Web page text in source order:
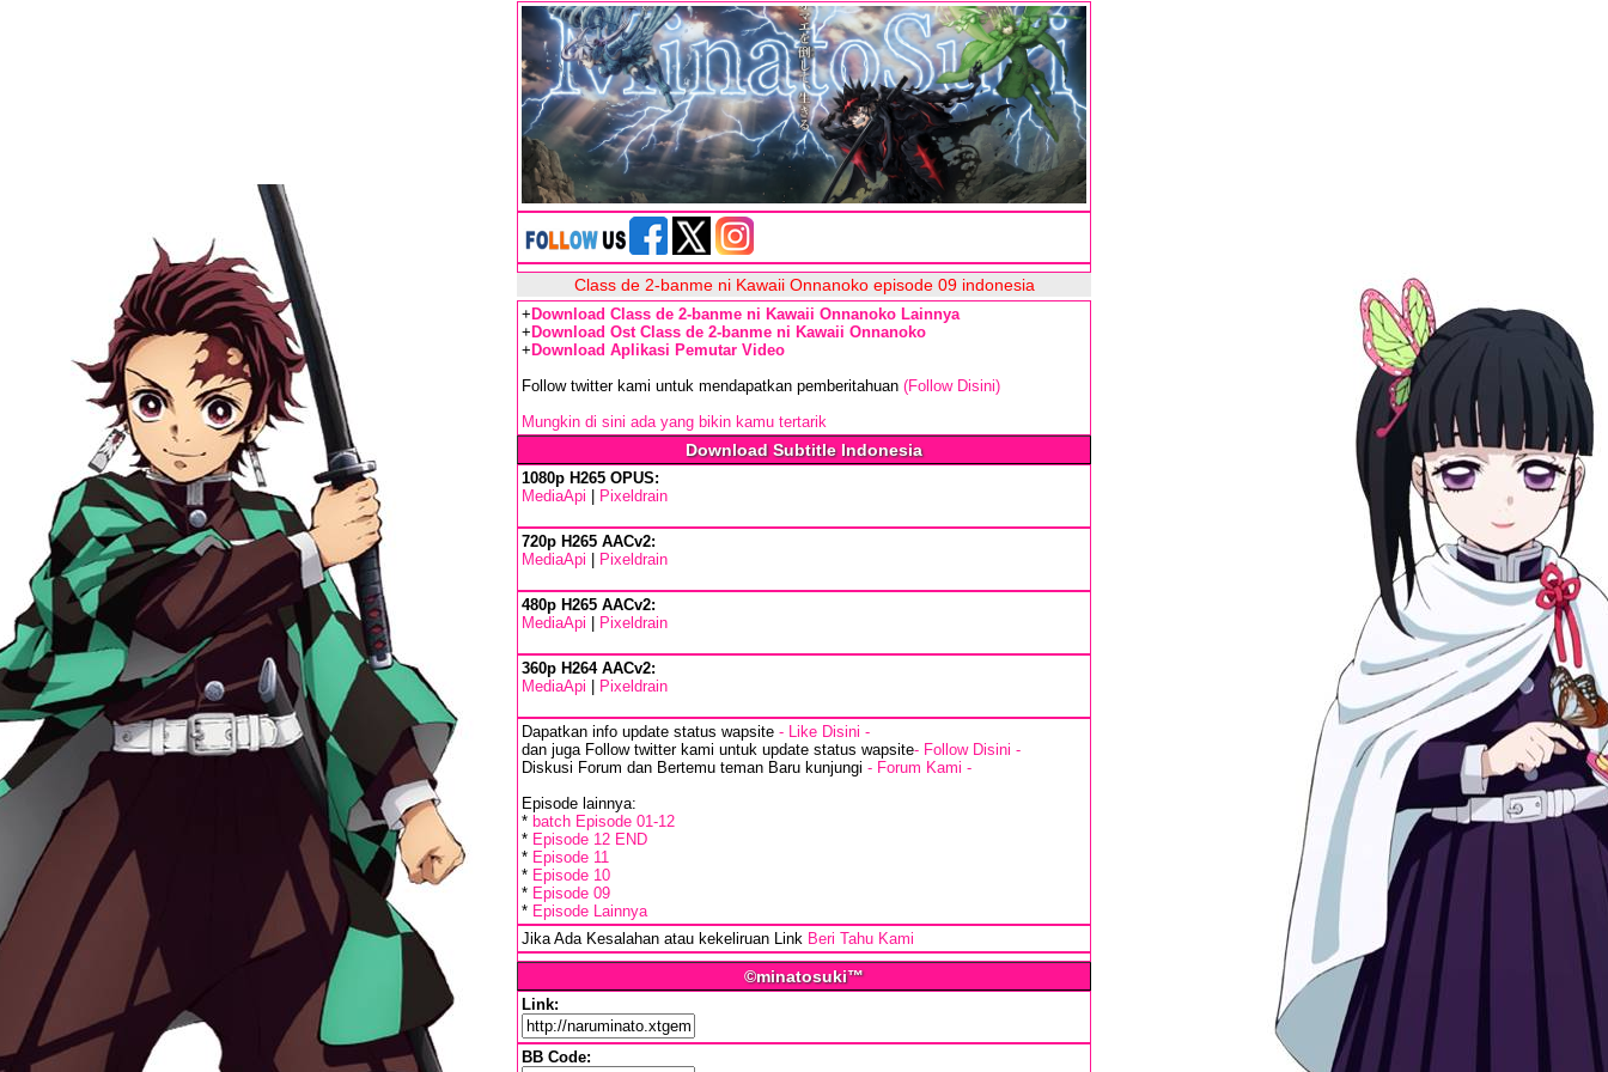
Class de 2-banme ni Kawaii Onnanoko episode 09 indonesia
+ Download Class de 2-banme ni Kawaii Onnanoko Lainnya
+ Download Ost Class de 2-banme ni Kawaii Onnanoko
+ Download Aplikasi Pemutar Video
Follow twitter kami untuk mendapatkan pemberitahuan (Follow Disini)
Mungkin di sini ada yang bikin kamu tertarik
Download Subtitle Indonesia
1080p H265 OPUS:
MediaApi
Pixeldrain
720p H265 AACv2:
MediaApi
Pixeldrain
480p H265 AACv2:
MediaApi
Pixeldrain
360p H264 AACv2:
MediaApi
Pixeldrain
Dapatkan info update status wapsite - Like Disini -
dan juga Follow twitter kami untuk update status wapsite- Follow Disini -
Diskusi Forum dan Bertemu teman Baru kunjungi - Forum Kami -
Episode lainnya:
* batch Episode 01-12
* Episode 12 END
* Episode 11
* Episode 10
* Episode 09
* Episode Lainnya
Jika Ada Kesalahan atau kekeliruan Link Beri Tahu Kami
©minatosuki™
Link:
BB Code: